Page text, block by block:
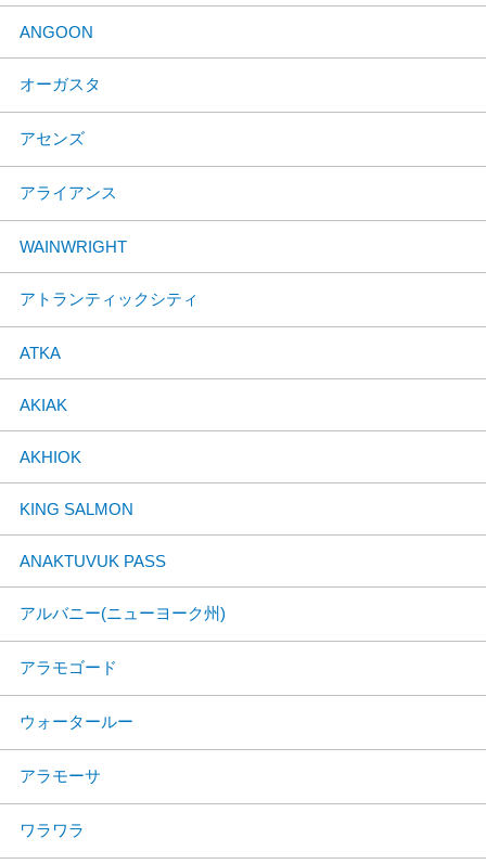
ANGOON
オーガスタ
アセンズ
アライアンス
WAINWRIGHT
アトランティックシティ
ATKA
AKIAK
AKHIOK
KING SALMON
ANAKTUVUK PASS
アルバニー(ニューヨーク州)
アラモゴード
ウォータールー
アラモーサ
ワラワラ